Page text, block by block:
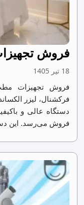
فروش
18 تیر 1405
فروش تجهیزات
فرکشنال، لیزر
دستگاه عالی و
فروش می‌رسد. این